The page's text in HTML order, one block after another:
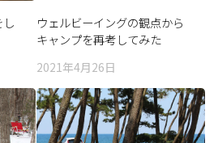
ウェルビーイングの観点から
キャンプを再考してみた
2021年4月26日